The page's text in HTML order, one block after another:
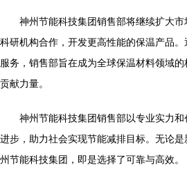
神州节能科技集团销售部将继续扩大
科研机构合作，开发更高性能的保温产品
服务，销售部旨在成为全球保温材料领域
贡献力量。
神州节能科技集团销售部以专业实力
进步，助力社会实现节能减排目标。无论
州节能科技集团，即是选择了可靠与高效。